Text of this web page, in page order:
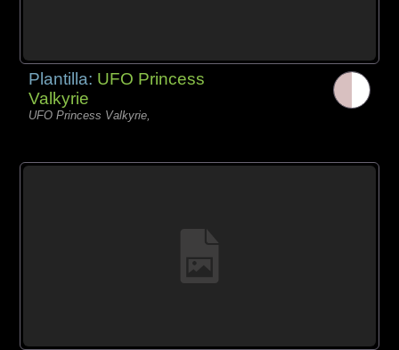
Plantilla: UFO Princess
Valkyrie
UFO Princess Valkyrie,